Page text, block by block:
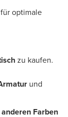
optimale
zu kaufen.
und
anderen Farben